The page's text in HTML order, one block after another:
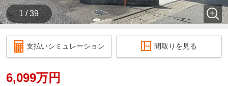
1 / 39
支払いシミュレーション 間取りを見る
6,099万円